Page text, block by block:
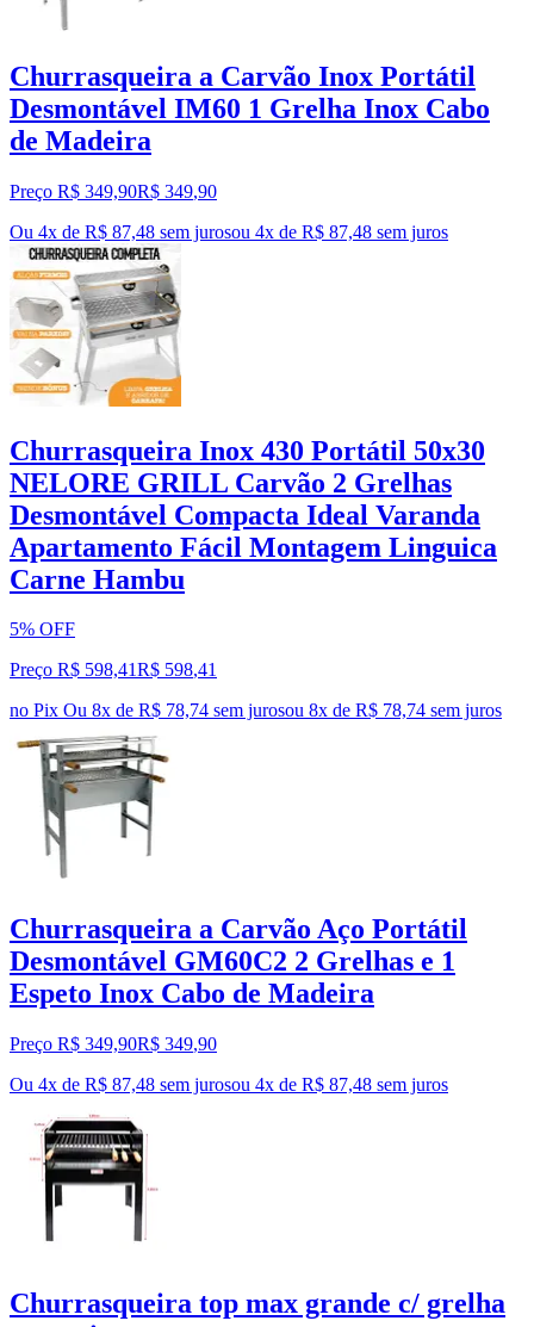
Churrasqueira a Carvão Inox Portátil
Desmontável IM60 1 Grelha Inox Cabo
de Madeira
Preço R$ 349,90R$ 349,90
Ou 4x de R$ 87,48 sem jurosou 4x de R$ 87,48 sem juros
Churrasqueira Inox 430 Portátil 50x30
NELORE GRILL Carvão 2 Grelhas
Desmontável Compacta Ideal Varanda
Apartamento Fácil Montagem Linguica
Carne Hambu
5% OFF
Preço R$ 598,41R$ 598,41
no Pix Ou 8x de R$ 78,74 sem jurosou 8x de R$ 78,74 sem juros
Churrasqueira a Carvão Aço Portátil
Desmontável GM60C2 2 Grelhas e 1
Espeto Inox Cabo de Madeira
Preço R$ 349,90R$ 349,90
Ou 4x de R$ 87,48 sem jurosou 4x de R$ 87,48 sem juros
Churrasqueira top max grande c/ grelha